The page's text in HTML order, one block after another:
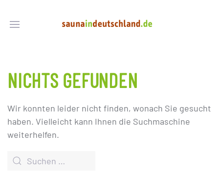
NICHTS GEFUNDEN
Wir konnten leider nicht finden, wonach Sie gesucht
haben. Vielleicht kann Ihnen die Suchmaschine
weiterhelfen.